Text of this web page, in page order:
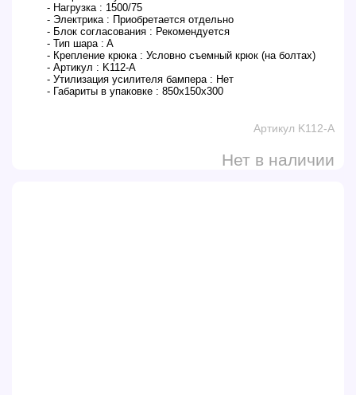
- Нагрузка : 1500/75
- Электрика : Приобретается отдельно
- Блок согласования : Рекомендуется
- Тип шара : A
- Крепление крюка : Условно съемный крюк (на болтах)
- Артикул : K112-A
- Утилизация усилителя бампера : Нет
- Габариты в упаковке : 850x150x300
Артикул K112-A
Нет в наличии